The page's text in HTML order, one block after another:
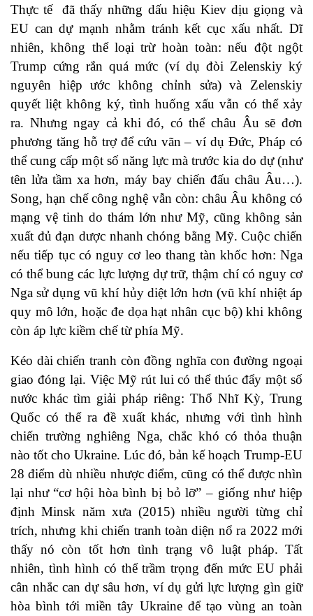
Thực tế đã thấy những dấu hiệu Kiev dịu giọng và
EU can dự mạnh nhằm tránh kết cục xấu nhất. Dĩ
nhiên, không thể loại trừ hoàn toàn: nếu đột ngột
Trump cứng rắn quá mức (ví dụ đòi Zelenskiy ký
nguyên hiệp ước không chỉnh sửa) và Zelenskiy
quyết liệt không ký, tình huống xấu vẫn có thể xảy
ra. Nhưng ngay cả khi đó, có thể châu Âu sẽ đơn
phương tăng hỗ trợ để cứu vãn – ví dụ Đức, Pháp có
thể cung cấp một số năng lực mà trước kia do dự (như
tên lửa tầm xa hơn, máy bay chiến đấu châu Âu…).
Song, hạn chế công nghệ vẫn còn: châu Âu không có
mạng vệ tinh do thám lớn như Mỹ, cũng không sản
xuất đủ đạn dược nhanh chóng bằng Mỹ. Cuộc chiến
nếu tiếp tục có nguy cơ leo thang tàn khốc hơn: Nga
có thể bung các lực lượng dự trữ, thậm chí có nguy cơ
Nga sử dụng vũ khí hủy diệt lớn hơn (vũ khí nhiệt áp
quy mô lớn, hoặc đe dọa hạt nhân cục bộ) khi không
còn áp lực kiềm chế từ phía Mỹ.
Kéo dài chiến tranh còn đồng nghĩa con đường ngoại
giao đóng lại. Việc Mỹ rút lui có thể thúc đẩy một số
nước khác tìm giải pháp riêng: Thổ Nhĩ Kỳ, Trung
Quốc có thể ra đề xuất khác, nhưng với tình hình
chiến trường nghiêng Nga, chắc khó có thỏa thuận
nào tốt cho Ukraine. Lúc đó, bản kế hoạch Trump-EU
28 điểm dù nhiều nhược điểm, cũng có thể được nhìn
lại như “cơ hội hòa bình bị bỏ lỡ” – giống như hiệp
định Minsk năm xưa (2015) nhiều người từng chỉ
trích, nhưng khi chiến tranh toàn diện nổ ra 2022 mới
thấy nó còn tốt hơn tình trạng vô luật pháp. Tất
nhiên, tình hình có thể trầm trọng đến mức EU phải
cân nhắc can dự sâu hơn, ví dụ gửi lực lượng gìn giữ
hòa bình tới miền tây Ukraine để tạo vùng an toàn